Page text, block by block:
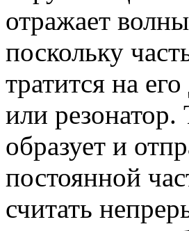
отражает
поскольку
тратится на
или резонатор.
образует и
постоянной
считать